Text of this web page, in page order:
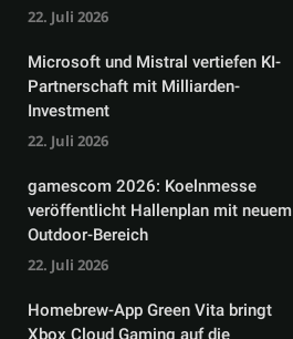
22. Juli 2026
Microsoft und Mistral vertiefen KI-
Partnerschaft mit Milliarden-
Investment
22. Juli 2026
gamescom 2026: Koelnmesse
veröffentlicht Hallenplan mit neuem
Outdoor-Bereich
22. Juli 2026
Homebrew-App Green Vita bringt